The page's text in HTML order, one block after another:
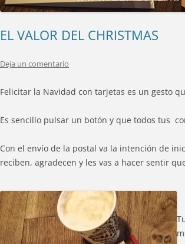
EL VALOR DEL CHRISTMAS
Deja un comentario
Felicitar la Navidad con tarjetas es un gesto
Es sencillo pulsar un botón y que todos tus
Con el envío de la postal va la intención de
reciben, agradecen y les vas a hacer sentir